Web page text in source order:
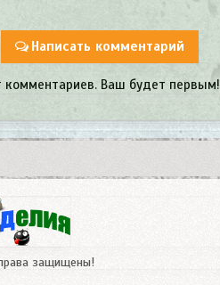
Написать комментарий
комментариев. Ваш будет первым!
защищены!